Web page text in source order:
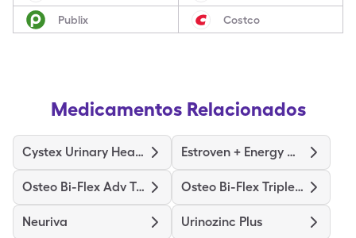
Publix Costco
Medicamentos Relacionados
Cystex Urinary Health Estroven + Energy Max Strength
Osteo Bi-Flex Adv Triple St Osteo Bi-Flex Triple Strength
Neuriva Urinozinc Plus